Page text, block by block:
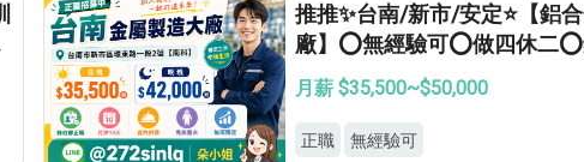
推推✨台南/新市/安定⭐【鋁
廠】⭕無經驗可⭕做四休二
月薪 $35,500~$50,000
正職 無經驗可